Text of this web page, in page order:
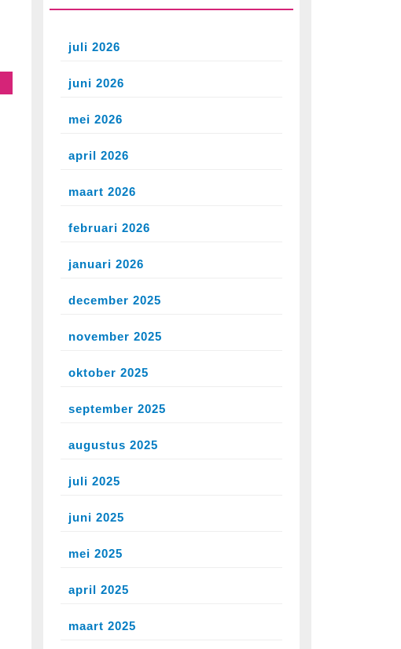
Timmeren
juli 2026
juni 2026
mei 2026
april 2026
maart 2026
februari 2026
januari 2026
december 2025
november 2025
oktober 2025
september 2025
augustus 2025
juli 2025
juni 2025
mei 2025
april 2025
maart 2025